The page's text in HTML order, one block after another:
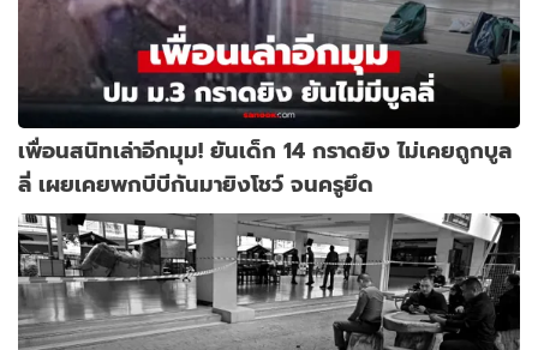
เพื่อนสนิทเล่าอีกมุม! ยันเด็ก 14 กราดยิง ไม่เคยถูกบูล
ลี่ เผยเคยพกบีบีกันมายิงโชว์ จนครูยึด